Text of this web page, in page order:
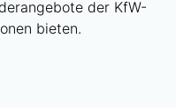
der KfW-
bieten.